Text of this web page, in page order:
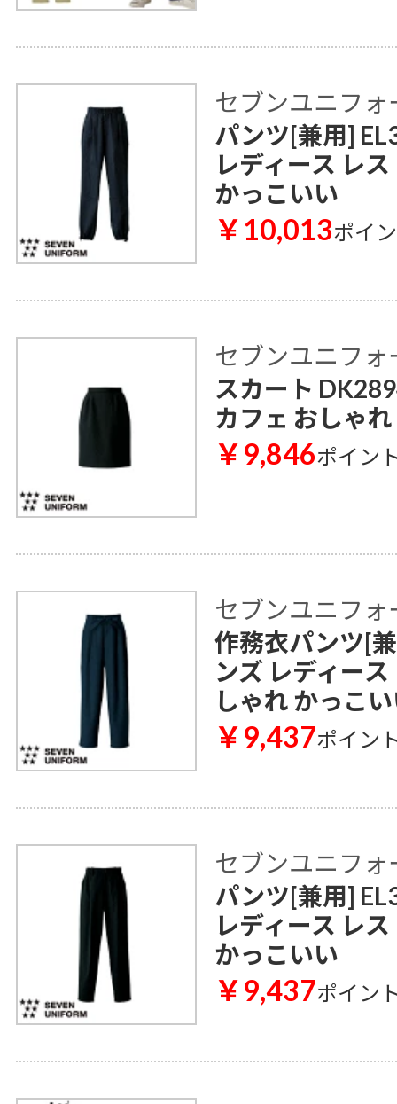
セブンユニフォ
パンツ[兼用]
レディース レ
かっこいい
￥10,013ポイ
セブンユニフォ
スカート
カフェ おしゃ
￥9,846ポイン
セブンユニフォ
作務衣パンツ[
ンズ レディー
しゃれ かっこ
￥9,437ポイン
セブンユニフォ
パンツ[兼用]
レディース レ
かっこいい
￥9,437ポイン